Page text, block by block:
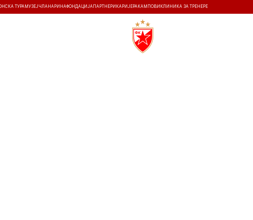
ТУРАМУЗЕЈ ЧЛАНАРИНАФОНДАЦИЈА ПАРТНЕРИ КАРИЈЕРА КАМПОВИ КЛИНИКА ЗА ТРЕНЕРЕ